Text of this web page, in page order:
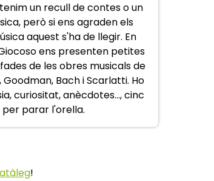
un recull de contes o un
però si ens agraden els
aquest s'ha de llegir. En
ens presenten petites
de les obres musicals de
Goodman, Bach i Scarlatti. Ho
curiositat, anècdotes..., cinc
parar l'orella.
!